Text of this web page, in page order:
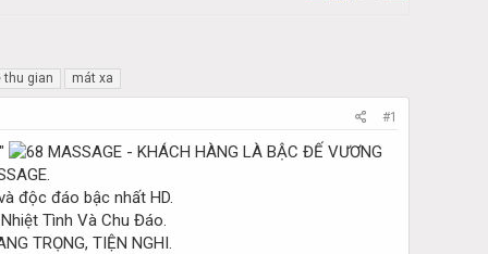
gian mát xa
#1
độc đáo bậc nhất HD.
Tình Và Chu Đáo.
TRỌNG, TIỆN NGHI.